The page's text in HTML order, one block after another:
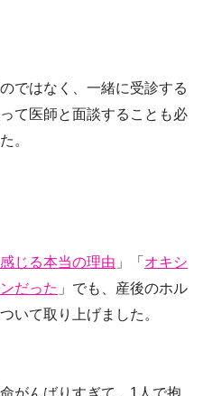
ではなく、 一緒に受診する
て医師と面談することも必
。
じる本当の理由 」「 オキシ
だった 」でも、産後のホル
いて取り上げました。